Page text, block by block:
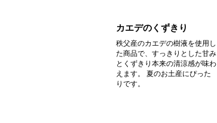
カエデのくずきり
秩父産のカエデの樹液を使用し
た商品で、すっきりとした甘み
とくずきり本来の清涼感が味わ
えます。 夏のお土産にぴった
りです。